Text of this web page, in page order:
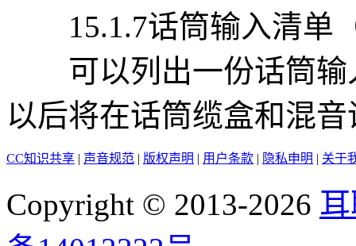
15.1.7话筒输入清单（
可以列出一份话筒输
以后将在话筒缆盒和混
CC知识共享 | 声音规范 | 版权声明 | 用户条款 | 隐私申明 | 关于
Copyright © 2013-2026